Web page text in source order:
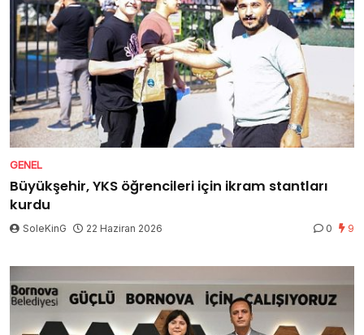
GENEL
Büyükşehir, YKS öğrencileri için ikram stantları
kurdu
SoleKinG 22 Haziran 2026 0 9